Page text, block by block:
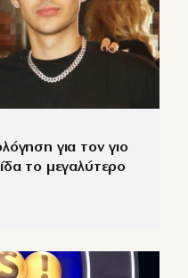
για τον γιο
το μεγαλύτερο